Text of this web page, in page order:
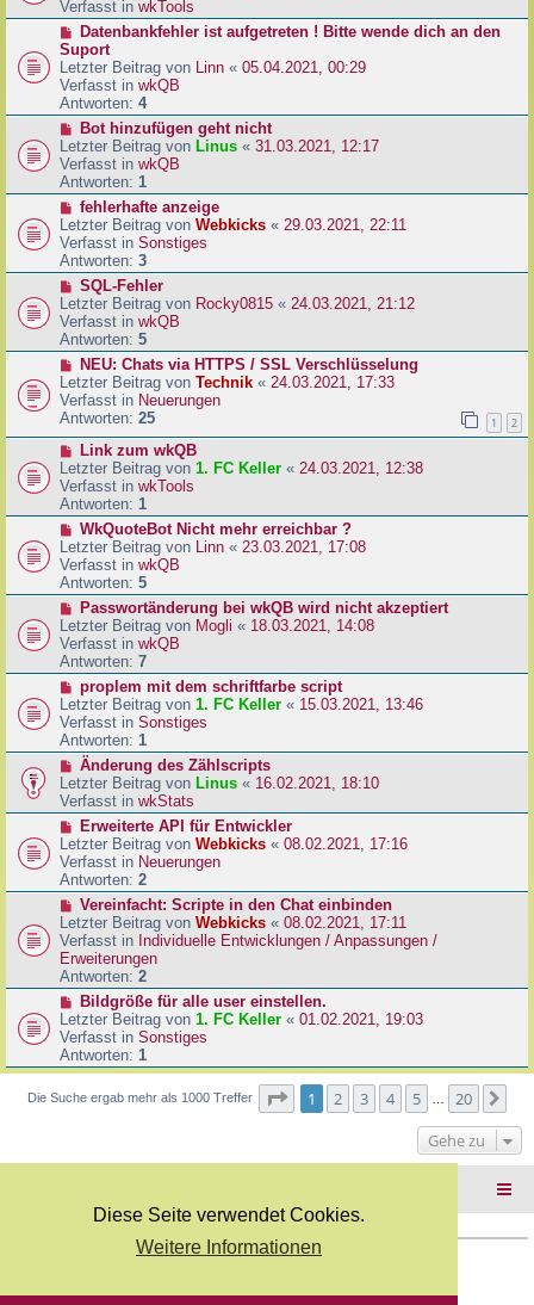
Diese Seite verwendet Cookies.
Weitere Informationen
g
i
r
a
g
u
e
B
e
i
t
a
g
Verfasst in wkTools
N
e
u
e
r
B
e
i
t
r
a
g
Datenbankfehler ist aufgetreten ! Bitte wende dich an den
Suport
Letzter Beitrag von Linn « 05.04.2021, 00:29
Verfasst in wkQB
Antworten: 4
N
e
u
e
r
B
e
i
t
a
g
Bot hinzufügen geht nicht
Letzter Beitrag von Linus « 31.03.2021, 12:17
Verfasst in wkQB
Antworten: 1
N
e
u
e
r
B
e
i
t
a
g
fehlerhafte anzeige
Letzter Beitrag von Webkicks « 29.03.2021, 22:11
Verfasst in Sonstiges
Antworten: 3
N
e
u
e
r
B
e
i
t
a
g
SQL-Fehler
Letzter Beitrag von Rocky0815 « 24.03.2021, 21:12
Verfasst in wkQB
Antworten: 5
N
e
u
e
r
B
e
i
t
a
g
NEU: Chats via HTTPS / SSL Verschlüsselung
Letzter Beitrag von Technik « 24.03.2021, 17:33
Verfasst in Neuerungen
Antworten: 25 1 2
N
e
u
e
r
B
e
i
t
a
g
Link zum wkQB
Letzter Beitrag von 1. FC Keller « 24.03.2021, 12:38
Verfasst in wkTools
Antworten: 1
N
e
u
e
r
B
e
i
t
a
g
WkQuoteBot Nicht mehr erreichbar ?
Letzter Beitrag von Linn « 23.03.2021, 17:08
Verfasst in wkQB
Antworten: 5
N
e
u
e
r
B
e
i
t
a
g
Passwortänderung bei wkQB wird nicht akzeptiert
Letzter Beitrag von Mogli « 18.03.2021, 14:08
Verfasst in wkQB
Antworten: 7
N
e
u
e
r
B
e
i
r
a
g
proplem mit dem schriftfarbe script
Letzter Beitrag von 1. FC Keller « 15.03.2021, 13:46
Verfasst in Sonstiges
Antworten: 1
N
e
u
e
r
B
e
i
r
a
g
Änderung des Zählscripts
Letzter Beitrag von Linus « 16.02.2021, 18:10
Verfasst in wkStats
N
e
u
e
r
B
e
i
t
r
a
g
Erweiterte API für Entwickler
Letzter Beitrag von Webkicks « 08.02.2021, 17:16
Verfasst in Neuerungen
Antworten: 2
N
e
u
e
r
B
e
i
t
r
g
Vereinfacht: Scripte in den Chat einbinden
Letzter Beitrag von Webkicks « 08.02.2021, 17:11
Verfasst in Individuelle Entwicklungen / Anpassungen /
Erweiterungen
Antworten: 2
N
e
u
e
r
B
e
r
Bildgröße für alle user einstellen.
Letzter Beitrag von 1. FC Keller « 01.02.2021, 19:03
Verfasst in Sonstiges
Antworten: 1
Die Suche ergab mehr als 1000 Treffer Seite von
1 2 3 4 5 20
Gehe zu
Deutsche Übersetzung durchphpBB.de